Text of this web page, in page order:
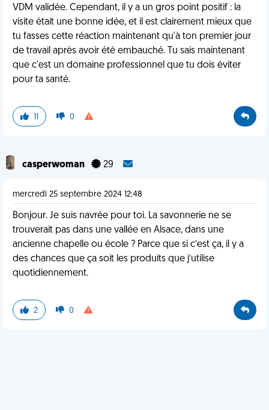
VDM validée. Cependant, il y a un gros point positif : la
visite était une bonne idée, et il est clairement mieux que
tu fasses cette réaction maintenant qu'à ton premier jour
de travail après avoir été embauché. Tu sais maintenant
que c'est un domaine professionnel que tu dois éviter
pour ta santé.
11 0
casperwoman 29
mercredi 25 septembre 2024 12:48
Bonjour. Je suis navrée pour toi. La savonnerie ne se
trouverait pas dans une vallée en Alsace, dans une
ancienne chapelle ou école ? Parce que si c’est ça, il y a
des chances que ça soit les produits que j’utilise
quotidiennement.
2 0